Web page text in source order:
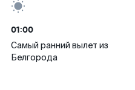
01:00
Самый ранний вылет из
Белгорода